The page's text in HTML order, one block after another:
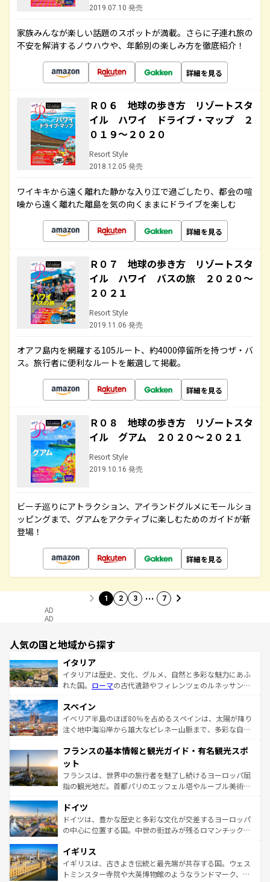
2019.07.10 発売
家族みんなが楽しい話題のスポットが満載。さらに子連れ旅の
不安を解消するノウハウや、年齢別の楽しみ方を徹底紹介！
詳細を見る
Ｒ０６ 地球の歩き方 リゾートスタ
イル ハワイ ドライブ・マップ ２
０１９～２０２０
Resort Style
2018.12.05 発売
ワイキキから遠く離れた静かな入り江で過ごしたり、都会の喧
噪から遠く離れた離島を気の向くままにドライブを楽しむ
詳細を見る
Ｒ０７ 地球の歩き方 リゾートスタ
イル ハワイ バスの旅 ２０２０～
２０２１
Resort Style
2019.11.06 発売
オアフ島内を網羅する105ルート、約4000停留所を持つザ・バ
ス。旅行者に便利なルートを厳選して掲載。
詳細を見る
Ｒ０８ 地球の歩き方 リゾートスタ
イル グアム ２０２０～２０２１
Resort Style
2019.10.16 発売
ビーチ巡りにアトラクション、アイランドグルメにモールショ
ッピングまで、グアムをアクティブに楽しむためのガイドが新
登場！
詳細を見る
1 2 3 … 7
AD
AD
人気の国と地域から探す
イタリア
イタリアは歴史、文化、グルメ、自然と多彩な魅力にあふ
れた国。 ローマの古代遺跡やフィレンツェのルネッサンス
ろん、トスカーナの美しい田園風景やアマルフィ海岸の絶
景など、自然景観も見逃せない。観光の合間には、本場の
ピザやパスタなど、絶品のイタリア料理を堪能することも
ませてくれるイタリアで、忘れられない旅をしてみよう！
なお、新着のイタリア情報は
しい。
スペイン
イベリア半島のほぼ80％を占めるスペインは、太陽が降り
注ぐ地中海沿岸から雄大なピレネー山脈まで、多彩な自然
文化が根付くこの国では、情熱的なフラメンコ、熱気あふ
れる闘牛、そして美味しいタパスが生活の一部となってい
る。首都マドリードの洗練された雰囲気や、バルセロナの
アートに溢れた街角から、地方では古代ローマ遺跡や中世
せる。地方によって風土や気候が異なるスペインはその個
性で訪れる人を魅了する。 なお、新着のスペイン情報は コ
ンテンツ一覧を参照してほしい。
フランスの基本情報と観光ガイド・有名観光スポ
ット
フランスは、世界中の旅行者を魅了し続けるヨーロッパ屈
指の観光地だ。首都パリのエッフェル塔やルーブル美術館
で、幅広い魅力が詰まっている。華麗な宮殿、歴史的な大
聖堂、美しいビーチ、そして豊かな自然が、訪れる者を心
から魅了する。また、フランスは美食の国としても知ら
いる。シャンパンの発祥地であるランス、プロヴァンスの
香り高いラベンダー畑など、多彩な楽しみ方が可能だ。さ
らに、パリ以外の地域にも魅力が溢れており、どの街角に
ドイツ
ドイツは、豊かな歴史と多彩な文化が交差するヨーロッパ
の中心に位置する国。中世の街並みが残るロマンチック街
顔を持つこの国は、どこを歩いても飽きることがない。ベ
ルリンの文化的活気、バイエルン州のアルプスの絶景、そ
してライン川沿いのワイン畑といった風景は必見。ビール
イギリス
イギリスは、古きよき伝統と最先端が共存する国。ウェス
トミンスター寺院や大英博物館のようなランドマーク、歴